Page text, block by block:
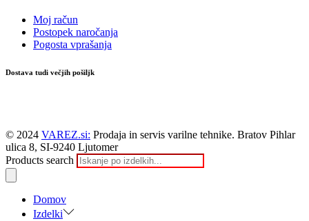
Moj račun
Postopek naročanja
Pogosta vprašanja
Dostava tudi večjih pošiljk
© 2024 VAREZ.si: Prodaja in servis varilne tehnike. Bratov Pihlar
ulica 8, SI-9240 Ljutomer
Products search
Domov
Izdelki